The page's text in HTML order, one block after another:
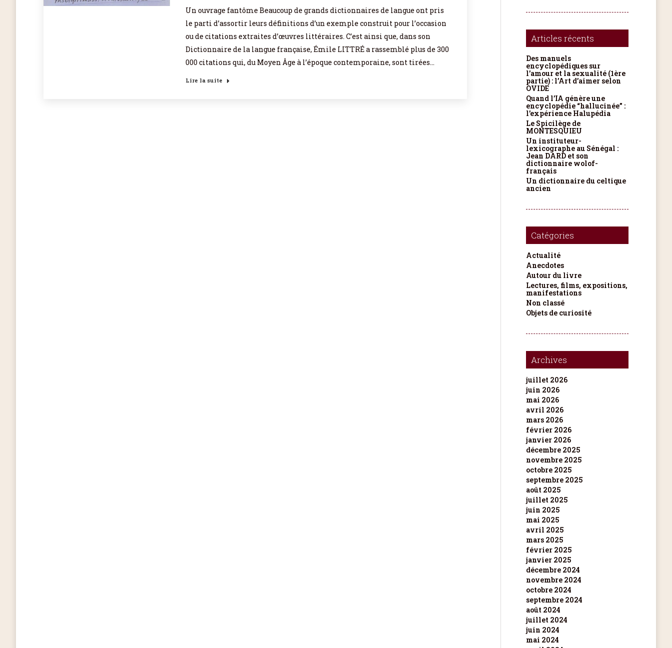
Un ouvrage fantôme Beaucoup de grands dictionnaires de langue ont pris
le parti d’assortir leurs définitions d’un exemple construit pour l’occasion
ou de citations extraites d’œuvres littéraires. C’est ainsi que, dans son
Dictionnaire de la langue française, Émile LITTRÉ a rassemblé plus de 300
000 citations qui, du Moyen Âge à l’époque contemporaine, sont tirées…
Lire la suite
Articles récents
Des manuels
encyclopédiques sur
l’amour et la sexualité (1ère
partie) : l’Art d’aimer selon
OVIDE
Quand l’IA génère une
encyclopédie “hallucinée” :
l’expérience Halupédia
Le Spicilège de
MONTESQUIEU
Un instituteur-
lexicographe au Sénégal :
Jean DARD et son
dictionnaire wolof-
français
Un dictionnaire du celtique
ancien
Catégories
Actualité
Anecdotes
Autour du livre
Lectures, films, expositions,
manifestations
Non classé
Objets de curiosité
Archives
juillet 2026
juin 2026
mai 2026
avril 2026
mars 2026
février 2026
janvier 2026
décembre 2025
novembre 2025
octobre 2025
septembre 2025
août 2025
juillet 2025
juin 2025
mai 2025
avril 2025
mars 2025
février 2025
janvier 2025
décembre 2024
novembre 2024
octobre 2024
septembre 2024
août 2024
juillet 2024
juin 2024
mai 2024